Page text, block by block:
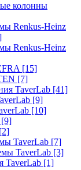
колонны
Renkus-Heinz
Renkus-Heinz
[15]
[7]
TaverLab [41]
[9]
[10]
[9]
[2]
TaverLab [7]
TaverLab [3]
TaverLab [1]